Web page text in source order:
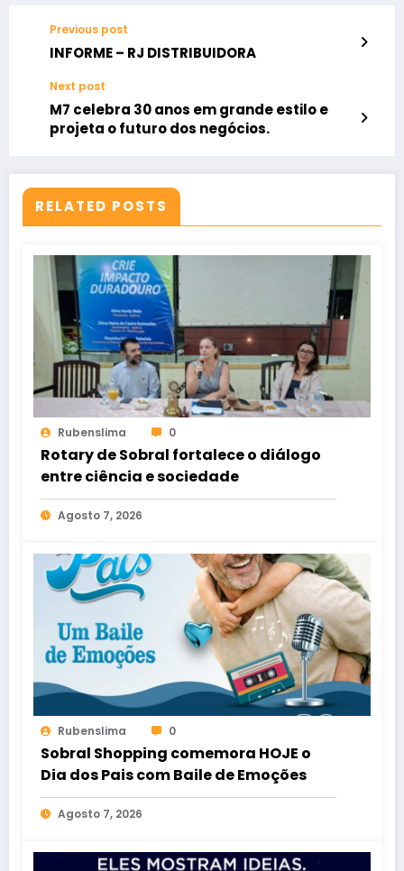
Previous post
INFORME – RJ DISTRIBUIDORA
Next post
M7 celebra 30 anos em grande estilo e
projeta o futuro dos negócios.
RELATED POSTS
Rubenslima 0
Rotary de Sobral fortalece o diálogo
entre ciência e sociedade
Agosto 7, 2026
Rubenslima 0
Sobral Shopping comemora HOJE o
Dia dos Pais com Baile de Emoções
Agosto 7, 2026